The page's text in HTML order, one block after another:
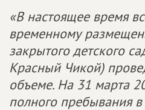
«В настоящее время
временному
закрытого детского
Красный Чикой)
объеме. На 31 марта
полного пребывания